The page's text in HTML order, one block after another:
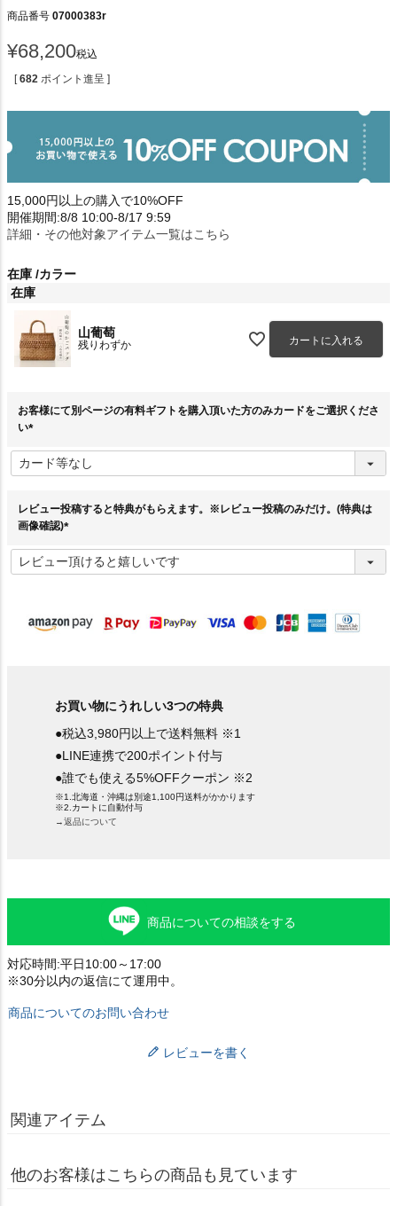
商品番号 07000383r
¥68,200税込
[ 682 ポイント進呈 ]
15,000円以上の購入で10%OFF
開催期間:8/8 10:00-8/17 9:59
詳細・その他対象アイテム一覧はこちら
在庫 カラー
在庫
山葡萄
残りわずか カートに入れる
お客様にて別ページの有料ギフトを購入頂いた方のみカードをご選択くださ
い
必
須
レビュー投稿すると特典がもらえます。※レビュー投稿のみだけ。(特典は
画像確認)
必
須
お買い物にうれしい3つの特典
●税込3,980円以上で送料無料 ※1
●LINE連携で200ポイント付与
●誰でも使える5%OFFクーポン ※2
※1.北海道・沖縄は別途1,100円送料がかかります
※2.カートに自動付与
→返品について
商品についての相談をする
対応時間:平日10:00～17:00
※30分以内の返信にて運用中。
商品についてのお問い合わせ
レビューを書く
関連アイテム
他のお客様はこちらの商品も見ています